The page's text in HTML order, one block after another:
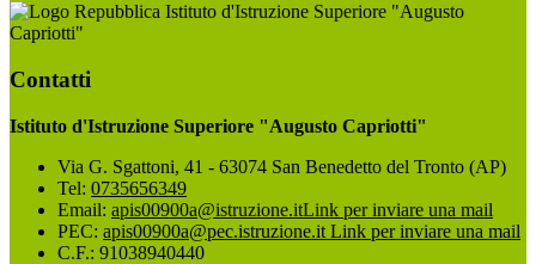
Istituto d'Istruzione Superiore "Augusto
Capriotti"
Contatti
Istituto d'Istruzione Superiore "Augusto Capriotti"
Via G. Sgattoni, 41 - 63074 San Benedetto del Tronto (AP)
Tel: 0735656349
Email: apis00900a@istruzione.itLink per inviare una mail
PEC: apis00900a@pec.istruzione.it Link per inviare una mail
C.F.: 91038940440